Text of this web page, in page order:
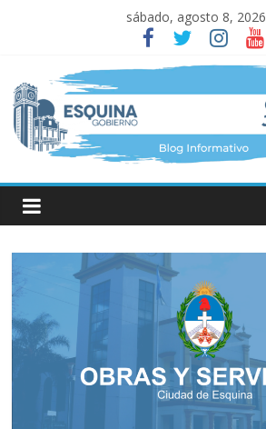
sábado, agosto 8, 2026